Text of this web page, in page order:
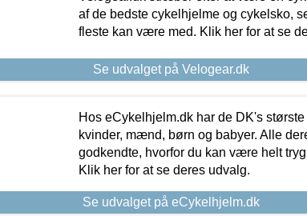
af de bedste cykelhjelme og cykelsko,
fleste kan være med. Klik her for at se
Se udvalget på Velogear.dk
Hos eCykelhjelm.dk har de DK's
kvinder, mænd, børn og babyer. Alle
godkendte, hvorfor du kan være helt
Klik her for at se deres udvalg.
Se udvalget på eCykelhjelm.dk